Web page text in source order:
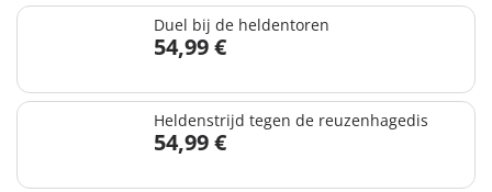
Duel bij de heldentoren
54,99 €
Heldenstrijd tegen de reuzenhagedis
54,99 €